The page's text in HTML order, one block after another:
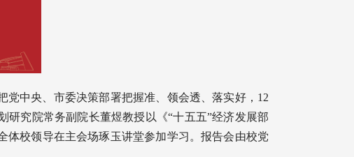
中央、市委决策部署把握准、领会透、落实好，12
研究院常务副院长董煜教授以《“十五五”经济发展部
体校领导在主会场琢玉讲堂参加学习。报告会由校党